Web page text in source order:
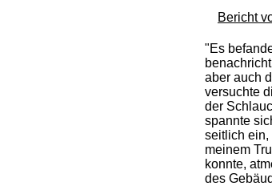
Bericht
"Es
aber auch
versuchte
der
spannte
seitlich ein,
meinem
konnte,
des